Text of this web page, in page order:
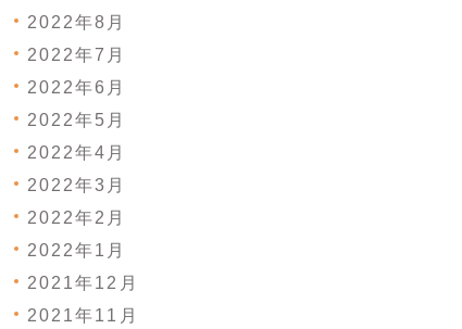
2022年8月
2022年7月
2022年6月
2022年5月
2022年4月
2022年3月
2022年2月
2022年1月
2021年12月
2021年11月